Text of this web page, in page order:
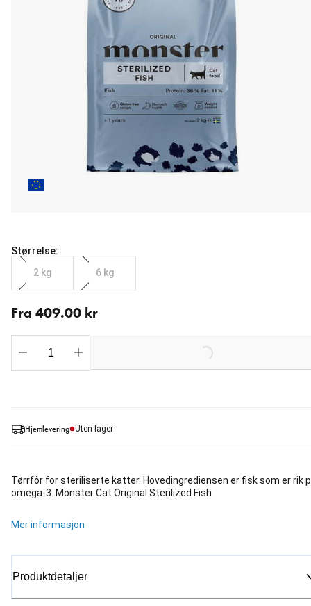
Hjemlevering Uten lager
Tørrfôr for steriliserte katter. Hovedingrediensen er fisk som er rik
omega-3. Monster Cat Original Sterilized Fish
Mer informasjon
Produktdetaljer
Størrelse:
2 kg
6 kg
Fra 409.00 kr
Loading...